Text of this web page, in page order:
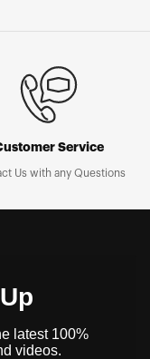
Service
Us with any Questions
latest 100%
videos.